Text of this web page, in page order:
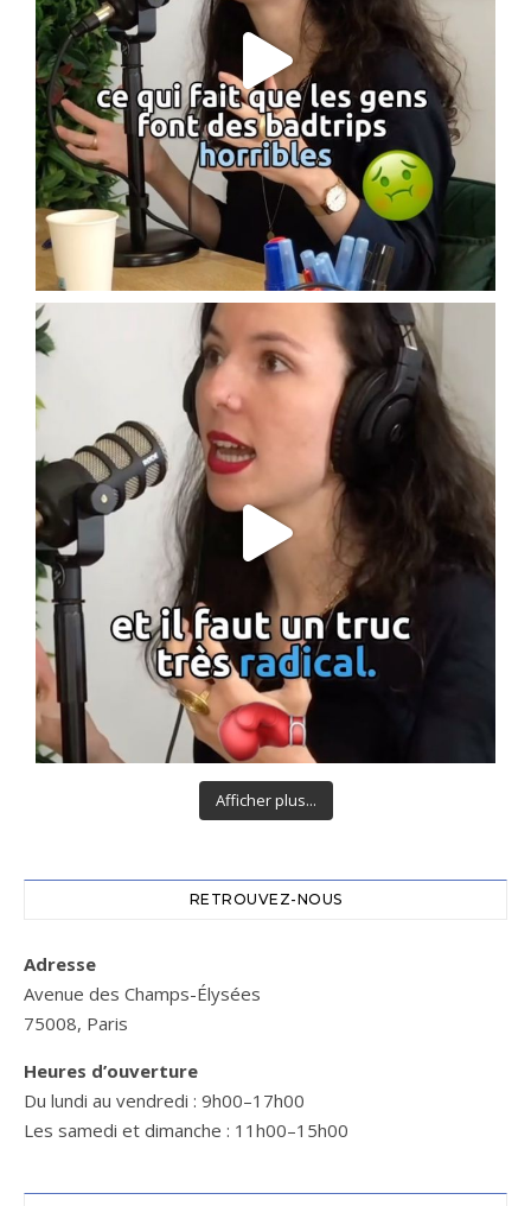
Afficher plus...
RETROUVEZ-NOUS
Adresse
Avenue des Champs-Élysées
75008, Paris
Heures d’ouverture
Du lundi au vendredi : 9h00–17h00
Les samedi et dimanche : 11h00–15h00